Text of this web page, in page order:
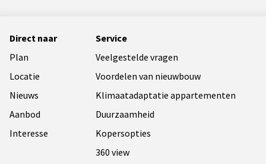
Direct naar
Plan
Locatie
Nieuws
Aanbod
Interesse
Service
Veelgestelde vragen
Voordelen van nieuwbouw
Klimaatadaptatie appartementen
Duurzaamheid
Kopersopties
360 view